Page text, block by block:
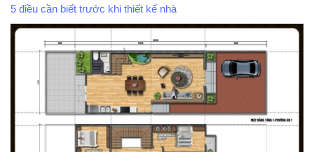
5 điều cần biết trước khi thiết kế nhà